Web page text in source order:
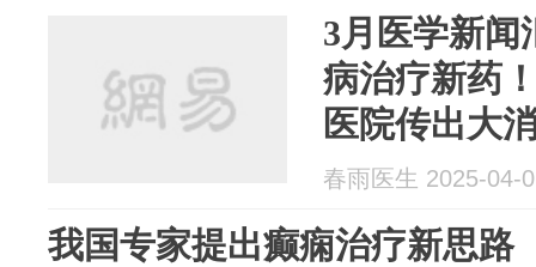
3月医学新闻
病治疗新药
医院传出大
春雨医生 2025-04-
我国专家提出癫痫治疗新思路